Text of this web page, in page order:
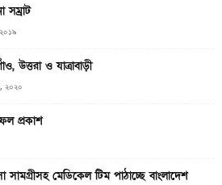
সম্রাট
উত্তরা ও যাত্রাবাড়ী
২০২০
প্রকাশ
মেডিকেল টিম পাঠাচ্ছে বাংলাদেশ